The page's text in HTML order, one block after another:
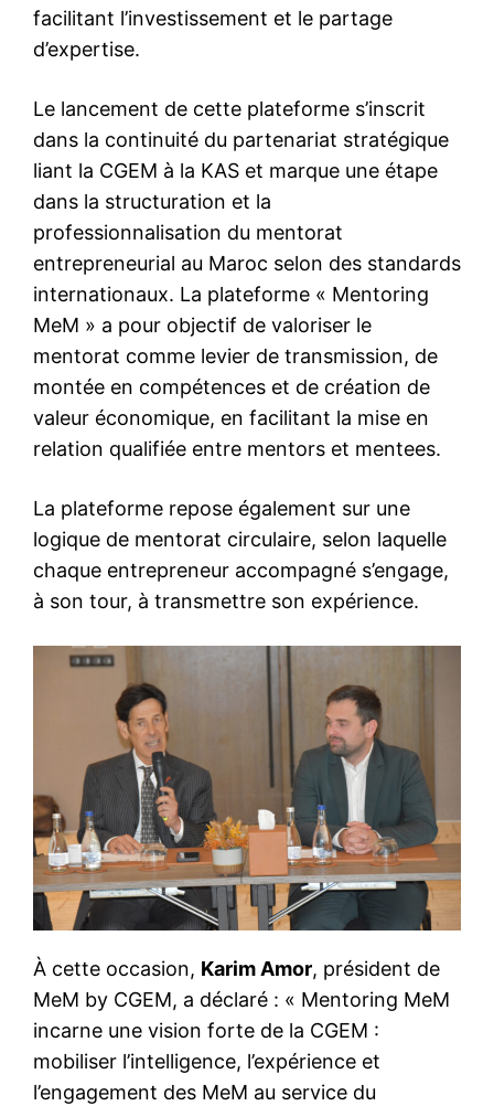
facilitant l’investissement et le partage
d’expertise.
Le lancement de cette plateforme s’inscrit
dans la continuité du partenariat stratégique
liant la CGEM à la KAS et marque une étape
dans la structuration et la
professionnalisation du mentorat
entrepreneurial au Maroc selon des standards
internationaux. La plateforme « Mentoring
MeM » a pour objectif de valoriser le
mentorat comme levier de transmission, de
montée en compétences et de création de
valeur économique, en facilitant la mise en
relation qualifiée entre mentors et mentees.
La plateforme repose également sur une
logique de mentorat circulaire, selon laquelle
chaque entrepreneur accompagné s’engage,
à son tour, à transmettre son expérience.
À cette occasion, Karim Amor, président de
MeM by CGEM, a déclaré : « Mentoring MeM
incarne une vision forte de la CGEM :
mobiliser l’intelligence, l’expérience et
l’engagement des MeM au service du